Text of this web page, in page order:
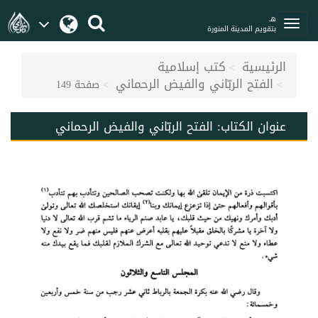
هـ
بتقويم المدينة المنورة
الرئيسية كتب إسلامية
الفتح الربّاني والفيض الرحماني صفحة 149
عنوان الكتاب: الفتح الربّاني والفيض الرحماني